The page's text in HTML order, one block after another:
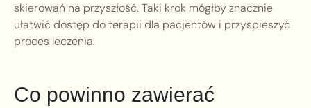
skierowań na przyszłość. Taki krok mógłby znacznie
ułatwić dostęp do terapii dla pacjentów i przyspieszyć
proces leczenia.
Co powinno zawierać